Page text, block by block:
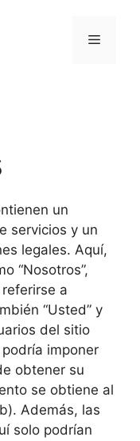
Menú
un
servicios y un
legales. Aquí,
“Nosotros”,
referirse a
“Usted” y
del sitio
imponer
obtener su
se obtiene al
Además, las
solo podrían